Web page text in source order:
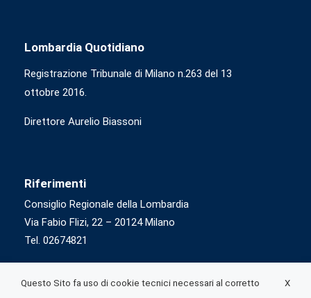
Lombardia Quotidiano
Registrazione Tribunale di Milano n.263 del 13
ottobre 2016.
Direttore Aurelio Biassoni
Riferimenti
Consiglio Regionale della Lombardia
Via Fabio Flizi, 22 – 20124 Milano
Tel. 02674821
X
Questo Sito fa uso di cookie tecnici necessari al corretto